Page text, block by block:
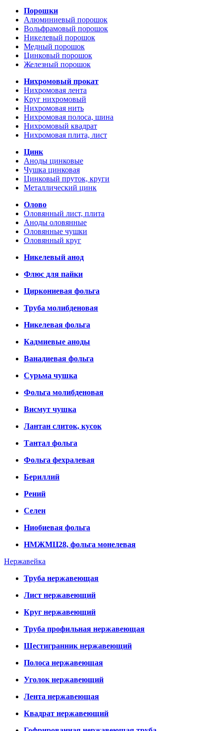
Порошки
Алюминиевый порошок
Вольфрамовый порошок
Никелевый порошок
Медный порошок
Цинковый порошок
Железный порошок
Нихромовый прокат
Нихромовая лента
Круг нихромовый
Нихромовая нить
Нихромовая полоса, шина
Нихромовый квадрат
Нихромовая плита, лист
Цинк
Аноды цинковые
Чушка цинковая
Цинковый пруток, круги
Металлический цинк
Олово
Оловянный лист, плита
Аноды оловянные
Оловянные чушки
Оловянный круг
Никелевый анод
Флюс для пайки
Циркониевая фольга
Труба молибденовая
Никелевая фольга
Кадмиевые аноды
Ванадиевая фольга
Сурьма чушка
Фольга молибденовая
Висмут чушка
Лантан слиток, кусок
Тантал фольга
Фольга фехралевая
Бериллий
Рений
Селен
Ниобиевая фольга
НМЖМЦ28, фольга монелевая
Нержавейка
Труба нержавеющая
Лист нержавеющий
Круг нержавеющий
Труба профильная нержавеющая
Шестигранник нержавеющий
Полоса нержавеющая
Уголок нержавеющий
Лента нержавеющая
Квадрат нержавеющий